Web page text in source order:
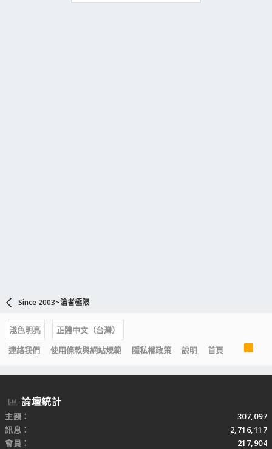
Since 2003~滄者極限
淺色明亮
正體中文（台灣）
連絡我們
使用條款與網站規範 隱私權政策 說明 首頁
S
論壇統計
主題
307,097
訊息
2,716,117
會員
217,904